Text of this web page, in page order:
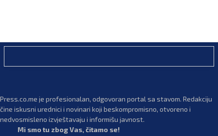
Press.co.me je profesionalan, odgovoran portal sa stavom. Redakciju
čine iskusni urednici i novinari koji beskompromisno, otvoreno i
nedvosmisleno izvještavaju i informišu javnost.
Mi smo tu zbog Vas, čitamo se!